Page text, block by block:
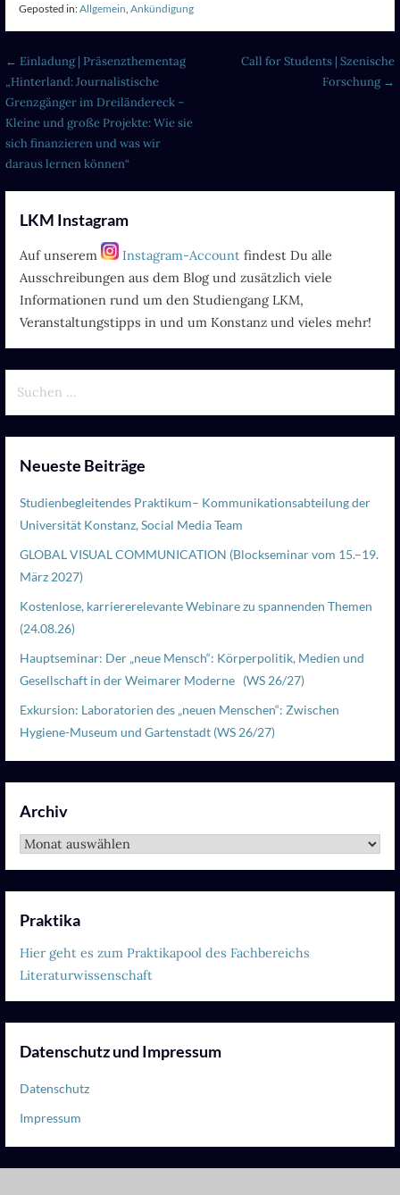
Geposted in:Allgemein Ankündigung
Beitragsnavigation
← Einladung | Präsenzthementag
„Hinterland: Journalistische
Grenzgänger im Dreiländereck –
Kleine und große Projekte: Wie sie
sich finanzieren und was wir
daraus lernen können“
Call for Students | Szenische
Forschung →
LKM Instagram
Auf unserem Instagram-Account findest Du alle
Ausschreibungen aus dem Blog und zusätzlich viele
Informationen rund um den Studiengang LKM,
Veranstaltungstipps in und um Konstanz und vieles mehr!
Neueste Beiträge
Studienbegleitendes Praktikum– Kommunikationsabteilung der
Universität Konstanz, Social Media Team
GLOBAL VISUAL COMMUNICATION (Blockseminar vom 15.–19.
März 2027)
Kostenlose, karriererelevante Webinare zu spannenden Themen
(24.08.26)
Hauptseminar: Der „neue Mensch“: Körperpolitik, Medien und
Gesellschaft in der Weimarer Moderne (WS 26/27)
Exkursion: Laboratorien des „neuen Menschen“: Zwischen
Hygiene-Museum und Gartenstadt (WS 26/27)
Archiv
Archiv
Praktika
Hier geht es zum Praktikapool des Fachbereichs
Literaturwissenschaft
Datenschutz und Impressum
Datenschutz
Impressum